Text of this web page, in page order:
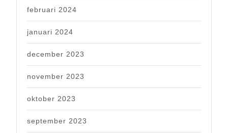
februari 2024
januari 2024
december 2023
november 2023
oktober 2023
september 2023